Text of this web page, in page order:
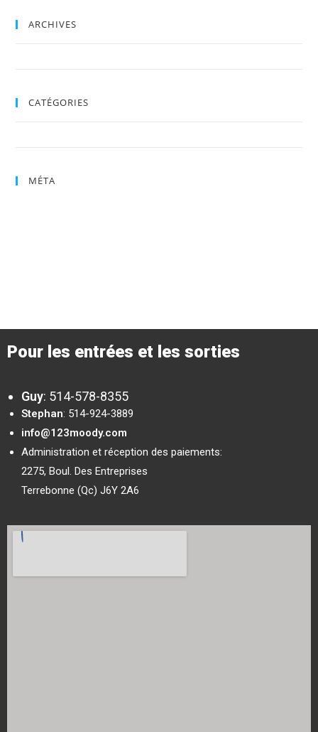
ARCHIVES
CATÉGORIES
MÉTA
Pour les entrées et les sorties
Guy: 514-578-8355
Stephan: 514-924-3889
info@123moody.com
Administration et réception des paiements:
2275, Boul. Des Entreprises
Terrebonne (Qc) J6Y 2A6